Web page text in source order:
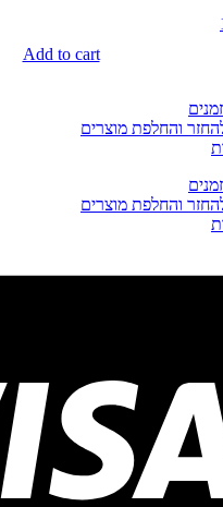
Add to cart
והחלפת מוצרים
והחלפת מוצרים